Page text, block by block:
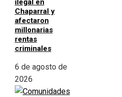
ilegal en
Chaparral y
afectaron
millonarias
rentas
criminales
6 de agosto de
2026